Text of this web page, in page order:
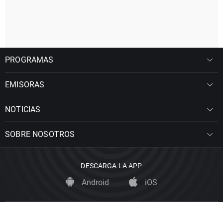
PROGRAMAS
EMISORAS
NOTICIAS
SOBRE NOSOTROS
DESCARGA LA APP
Android iOS